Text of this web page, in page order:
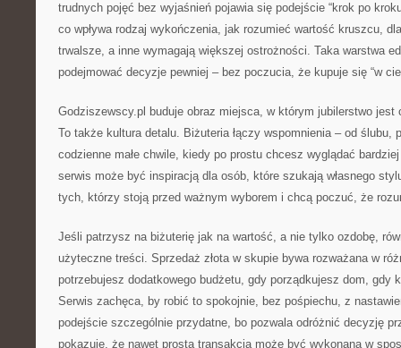
trudnych pojęć bez wyjaśnień pojawia się podejście “krok po
co wpływa rodzaj wykończenia, jak rozumieć wartość kruszcu,
trwalsze, a inne wymagają większej ostrożności. Taka warstwa
podejmować decyzje pewniej – bez poczucia, że kupuje się “w
Godziszewscy.pl buduje obraz miejsca, w którym jubilerstwo
To także kultura detalu. Biżuteria łączy wspomnienia – od ślubu,
codzienne małe chwile, kiedy po prostu chcesz wyglądać
serwis może być inspiracją dla osób, które szukają własnego
tych, którzy stoją przed ważnym wyborem i chcą poczuć, że
Jeśli patrzysz na biżuterię jak na wartość, a nie tylko ozdobę,
użyteczne treści. Sprzedaż złota w skupie bywa rozważana w
potrzebujesz dodatkowego budżetu, gdy porządkujesz dom, gdy
Serwis zachęca, by robić to spokojnie, bez pośpiechu, z
podejście szczególnie przydatne, bo pozwala odróżnić decyzję
pokazuje, że nawet prosta transakcja może być wykonana w